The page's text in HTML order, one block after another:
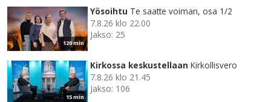
120 min
Yösoihtu Te saatte voiman, osa 1/2
7.8.26 klo 22.00
Jakso: 25
15 min
Kirkossa keskustellaan Kirkollisvero
7.8.26 klo 21.45
Jakso: 106